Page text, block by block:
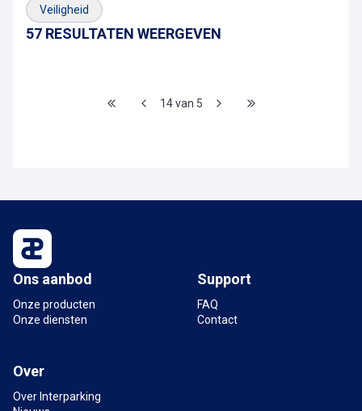
Veiligheid
57 RESULTATEN WEERGEVEN
14 van 5
Ons aanbod
Onze producten
Onze diensten
Support
FAQ
Contact
Over
Over Interparking